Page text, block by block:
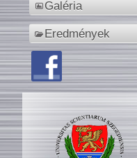
Galéria
Eredmények